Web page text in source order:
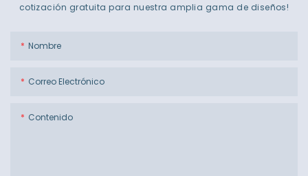
cotización gratuita para nuestra amplia gama de diseños!
Nombre
Correo Electrónico
Contenido